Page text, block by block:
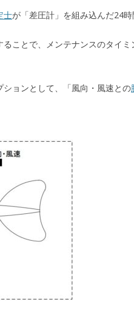
士が「差圧計」を組み込んだ24
ことで、メンテナンスのタイ
ョンとして、「風向・風速との